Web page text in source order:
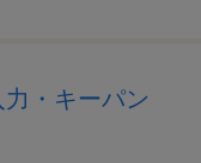
・キーパン